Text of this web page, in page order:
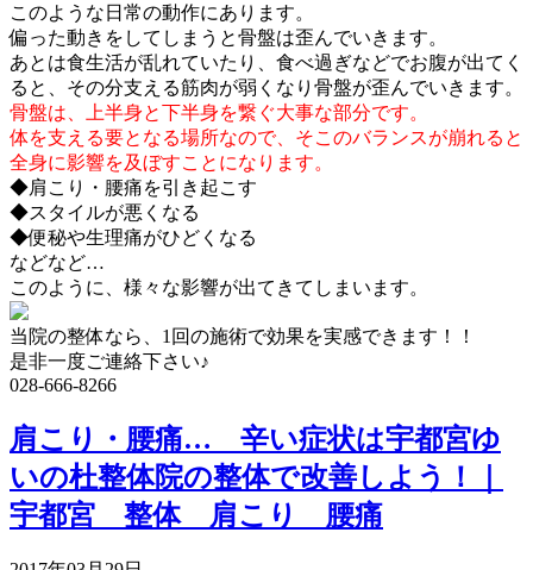
このような日常の動作にあります。
偏った動きをしてしまうと骨盤は歪んでいきます。
あとは食生活が乱れていたり、食べ過ぎなどでお腹が出てく
ると、その分支える筋肉が弱くなり骨盤が歪んでいきます。
骨盤は、上半身と下半身を繋ぐ大事な部分です。
体を支える要となる場所なので、そこのバランスが崩れると
全身に影響を及ぼすことになります。
◆肩こり・腰痛を引き起こす
◆スタイルが悪くなる
◆便秘や生理痛がひどくなる
などなど…
このように、様々な影響が出てきてしまいます。
当院の整体なら、1回の施術で効果を実感できます！！
是非一度ご連絡下さい♪
028-666-8266
肩こり・腰痛… 辛い症状は宇都宮ゆ
いの杜整体院の整体で改善しよう！｜
宇都宮 整体 肩こり 腰痛